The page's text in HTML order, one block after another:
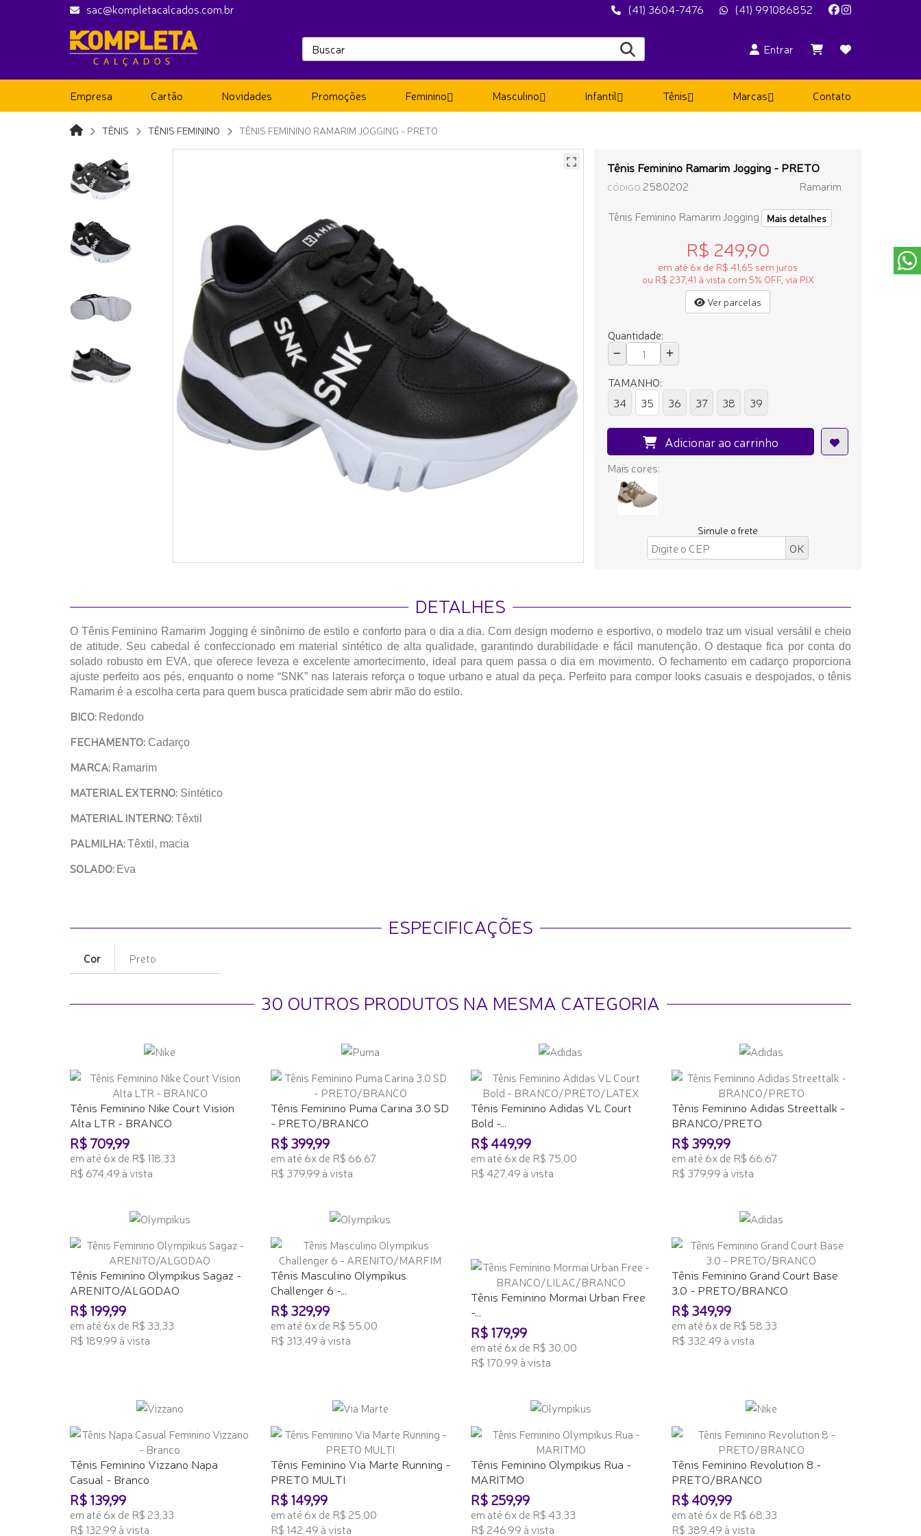
sac@kompletacalcados.com.br (41) 3604-7476 (41) 991086852
Entrar
Empresa Cartão Novidades Promoções Feminino Masculino Infantil Tênis Marcas Contato
TÊNIS TÊNIS FEMININO TÊNIS FEMININO RAMARIM JOGGING - PRETO
Tênis Feminino Ramarim Jogging - PRETO
CÓDIGO 2580202
Ramarim
Tênis Feminino Ramarim Jogging
Mais detalhes
R$ 249,90
em até 6x de R$ 41,65 sem juros
ou R$ 237,41 à vista com 5% OFF, via PIX
Ver parcelas
Quantidade:
TAMANHO:
34
35 36 37 38 39
Adicionar ao carrinho
Mais cores:
Simule o frete
DETALHES
O Tênis Feminino Ramarim Jogging é sinônimo de estilo e conforto para o dia a dia. Com design moderno e esportivo, o modelo traz um visual versátil e cheio
de atitude. Seu cabedal é confeccionado em material sintético de alta qualidade, garantindo durabilidade e fácil manutenção. O destaque fica por conta do
solado robusto em EVA, que oferece leveza e excelente amortecimento, ideal para quem passa o dia em movimento. O fechamento em cadarço proporciona
ajuste perfeito aos pés, enquanto o nome “SNK” nas laterais reforça o toque urbano e atual da peça. Perfeito para compor looks casuais e despojados, o tênis
Ramarim é a escolha certa para quem busca praticidade sem abrir mão do estilo.
BICO: Redondo
FECHAMENTO: Cadarço
MARCA: Ramarim
MATERIAL EXTERNO: Sintético
MATERIAL INTERNO:Têxtil
PALMILHA:Têxtil, macia
SOLADO: Eva
ESPECIFICAÇÕES
Cor Preto
30 OUTROS PRODUTOS NA MESMA CATEGORIA
Tênis Feminino Nike Court Vision
Alta LTR - BRANCO
R$ 709,99
em até 6x de R$ 118,33
R$ 674,49 à vista
Tênis Feminino Puma Carina 3.0 SD
- PRETO/BRANCO
R$ 399,99
em até 6x de R$ 66,67
R$ 379,99 à vista
Tênis Feminino Adidas VL Court
Bold -...
R$ 449,99
em até 6x de R$ 75,00
R$ 427,49 à vista
Tênis Feminino Adidas Streettalk -
BRANCO/PRETO
R$ 399,99
em até 6x de R$ 66,67
R$ 379,99 à vista
Tênis Feminino Olympikus Sagaz -
ARENITO/ALGODAO
R$ 199,99
em até 6x de R$ 33,33
R$ 189,99 à vista
Tênis Masculino Olympikus
Challenger 6 -...
R$ 329,99
em até 6x de R$ 55,00
R$ 313,49 à vista
Tênis Feminino Mormai Urban Free
-...
R$ 179,99
em até 6x de R$ 30,00
R$ 170,99 à vista
Tênis Feminino Grand Court Base
3.0 - PRETO/BRANCO
R$ 349,99
em até 6x de R$ 58,33
R$ 332,49 à vista
Tênis Feminino Vizzano Napa
Casual - Branco
R$ 139,99
em até 6x de R$ 23,33
R$ 132,99 à vista
Tênis Feminino Via Marte Running -
PRETO MULTI
R$ 149,99
em até 6x de R$ 25,00
R$ 142,49 à vista
Tênis Feminino Olympikus Rua -
MARITMO
R$ 259,99
em até 6x de R$ 43,33
R$ 246,99 à vista
Tênis Feminino Revolution 8 -
PRETO/BRANCO
R$ 409,99
em até 6x de R$ 68,33
R$ 389,49 à vista